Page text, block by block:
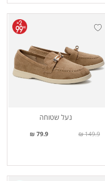
נעל שטוחה
79.9 ₪ 149.9 ₪